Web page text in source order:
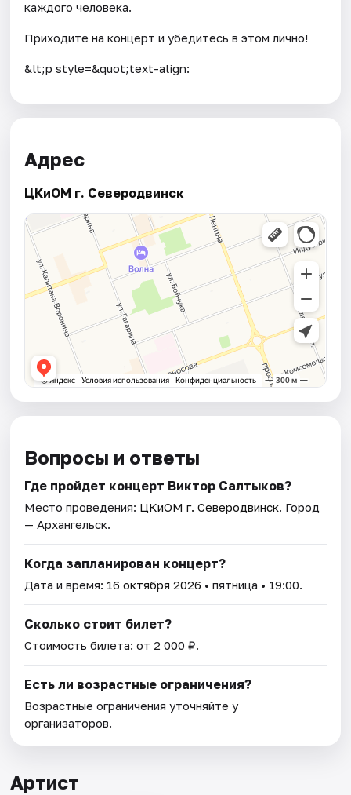
каждого человека.
Приходите на концерт и убедитесь в этом лично!
&lt;p style=&quot;text-align:
Адрес
ЦКиOМ г. Северодвинск
Вопросы и ответы
Где пройдет концерт Виктор Салтыков?
Место проведения: ЦКиOМ г. Северодвинск. Город
— Архангельск.
Когда запланирован концерт?
Дата и время: 16 октября 2026 • пятница • 19:00.
Сколько стоит билет?
Стоимость билета: от 2 000 ₽.
Есть ли возрастные ограничения?
Возрастные ограничения уточняйте у
организаторов.
Артист